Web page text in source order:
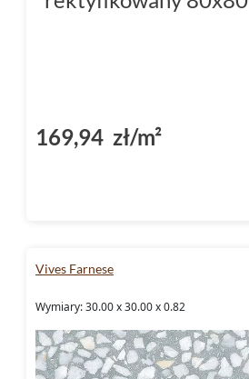
169,94 zł/m²
Vives Farnese
Wymiary: 30.00 x 30.00 x 0.82